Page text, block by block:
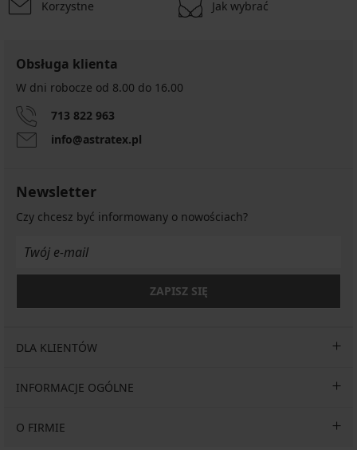
Korzystne Jak wybrać
Obsługa klienta
W dni robocze od 8.00 do 16.00
713 822 963
info@astratex.pl
Newsletter
Czy chcesz być informowany o nowościach?
ZAPISZ SIĘ
DLA KLIENTÓW
INFORMACJE OGÓLNE
O FIRMIE